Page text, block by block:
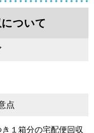
ついて
点
１箱分の宅配便回収